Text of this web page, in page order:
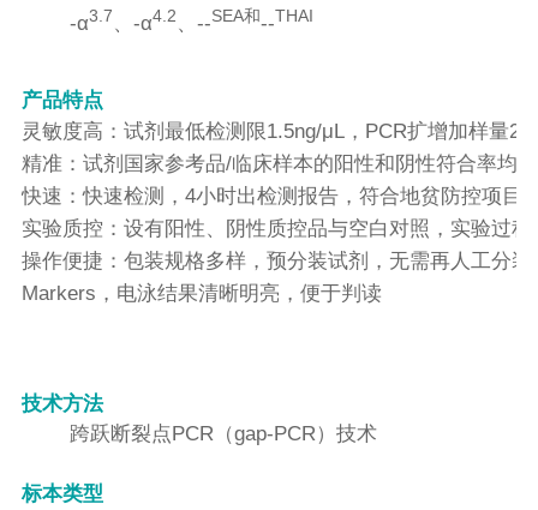
-α3.7、-α4.2、--SEA和--THAI
产品特点
灵敏度高：试剂最低检测限1.5ng/μL，PCR扩增加样量
精准：试剂国家参考品/临床样本的阳性和阴性符合率均
快速：快速检测，4小时出检测报告，符合地贫防控项目
实验质控：设有阳性、阴性质控品与空白对照，实验过程
操作便捷：包装规格多样，预分装试剂，无需再人工分
Markers，电泳结果清晰明亮，便于判读
技术方法
跨跃断裂点PCR（gap-PCR）技术
标本类型